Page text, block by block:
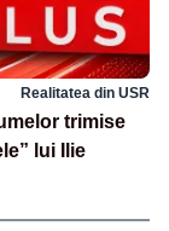
Realitatea din USR
trimise
lui Ilie